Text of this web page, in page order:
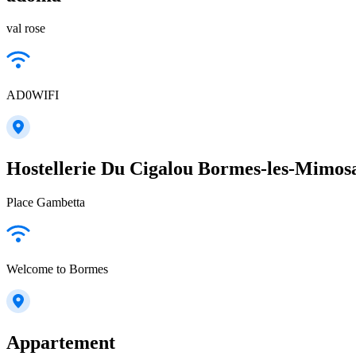
val rose
AD0WIFI
Hostellerie Du Cigalou Bormes-les-
Place Gambetta
Welcome to Bormes
Appartement